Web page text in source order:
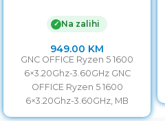
✓ Na zalihi
949.00 KM
GNC OFFICE Ryzen 5 1600
6×3.20Ghz-3.60GHz GNC
OFFICE Ryzen 5 1600
6×3.20Ghz-3.60GHz, MB
BIOSTAR AMD A320, PATRIOT